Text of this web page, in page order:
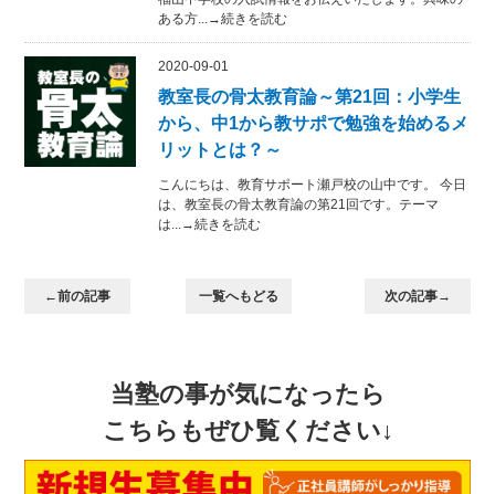
ある方...→続きを読む
2020-09-01
教室長の骨太教育論～第21回：小学生
から、中1から教サポで勉強を始めるメ
リットとは？～
こんにちは、教育サポート瀬戸校の山中です。 今日
は、教室長の骨太教育論の第21回です。テーマ
は...→続きを読む
←前の記事 一覧へもどる 次の記事→
当塾の事が気になったら
こちらもぜひ覧ください↓